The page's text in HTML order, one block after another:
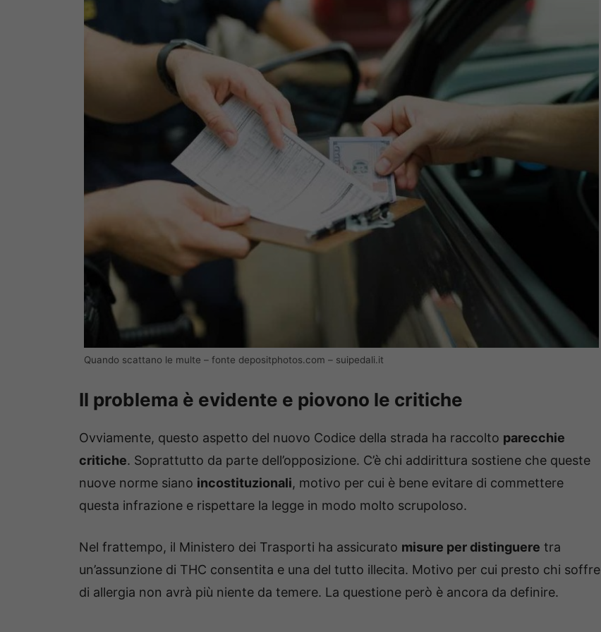
Quando scattano le multe – fonte depositphotos.com – suipedali.it
Il problema è evidente e piovono le critiche
Ovviamente, questo aspetto del nuovo Codice della strada ha raccolto parecchie
critiche. Soprattutto da parte dell’opposizione. C’è chi addirittura sostiene che queste
nuove norme siano incostituzionali, motivo per cui è bene evitare di commettere
questa infrazione e rispettare la legge in modo molto scrupoloso.
Nel frattempo, il Ministero dei Trasporti ha assicurato misure per distinguere tra
un’assunzione di THC consentita e una del tutto illecita. Motivo per cui presto chi soffre
di allergia non avrà più niente da temere. La questione però è ancora da definire.